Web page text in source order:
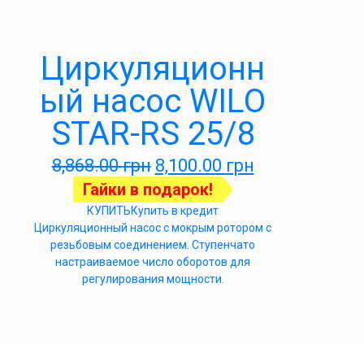
Циркуляционн
ый насос WILO
STAR-RS 25/8
8,868.00грн 8,100.00 грн
Гайки в подарок!
КУПИТЬКупить в кредит
Циркуляционный насос с мокрым ротором с
резьбовым соединением. Ступенчато
настраиваемое число оборотов для
регулирования мощности.